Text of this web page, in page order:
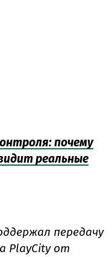
почему
реальные
передачу
PlayCity от